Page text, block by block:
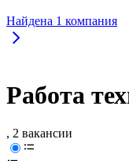
Найдена 1 компания
Работа
, 2 вакансии